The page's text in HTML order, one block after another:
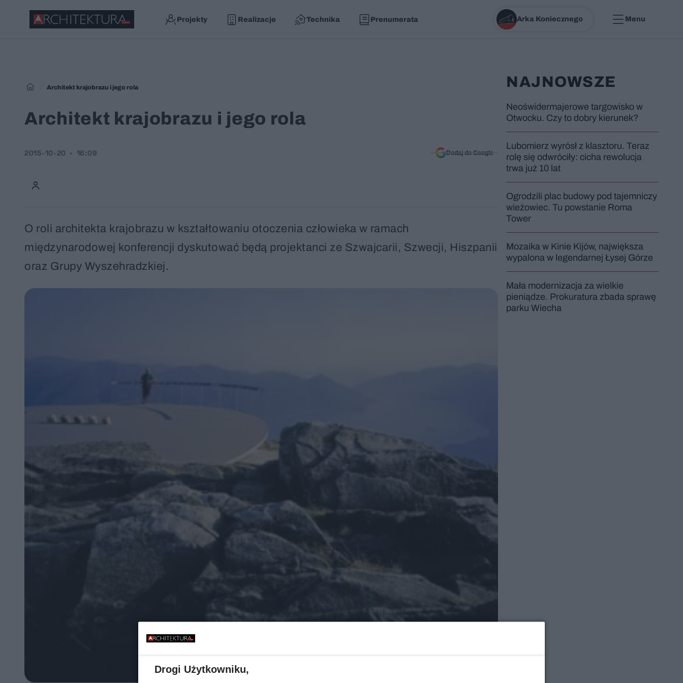
Projekty Realizacje Technika Prenumerata Arka Koniecznego Menu
Architekt krajobrazu i jego rola
Architekt krajobrazu i jego rola
2015-10-20 16:09 Dodaj do Google
O roli architekta krajobrazu w kształtowaniu otoczenia człowieka w ramach
międzynarodowej konferencji dyskutować będą projektanci ze Szwajcarii, Szwecji, Hiszpanii
oraz Grupy Wyszehradzkiej.
NAJNOWSZE
Neoświdermajerowe targowisko w
Otwocku. Czy to dobry kierunek?
Lubomierz wyrósł z klasztoru. Teraz
rolę się odwróciły: cicha rewolucja
trwa już 10 lat
Ogrodzili plac budowy pod tajemniczy
wieżowiec. Tu powstanie Roma
Tower
Mozaika w Kinie Kijów, największa
wypalona w legendarnej Łysej Górze
Mała modernizacja za wielkie
pieniądze. Prokuratura zbada sprawę
parku Wiecha
Drogi Użytkowniku,